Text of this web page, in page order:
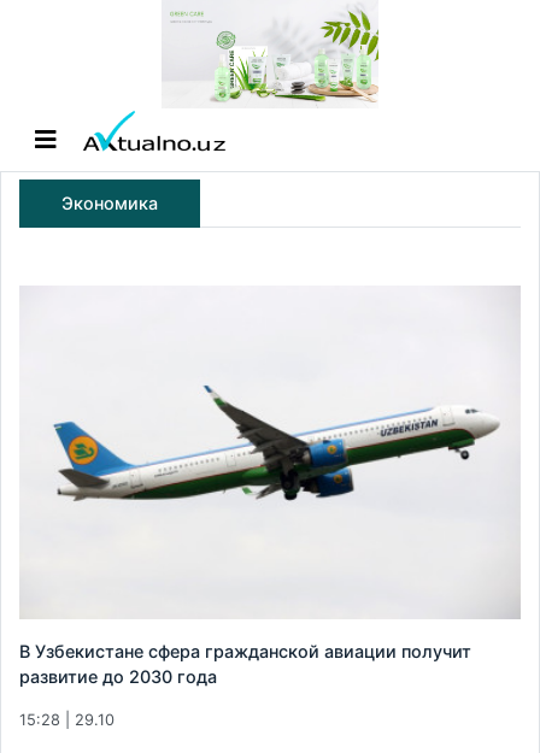
Экономика
В Узбекистане сфера гражданской авиации получит
развитие до 2030 года
15:28 | 29.10